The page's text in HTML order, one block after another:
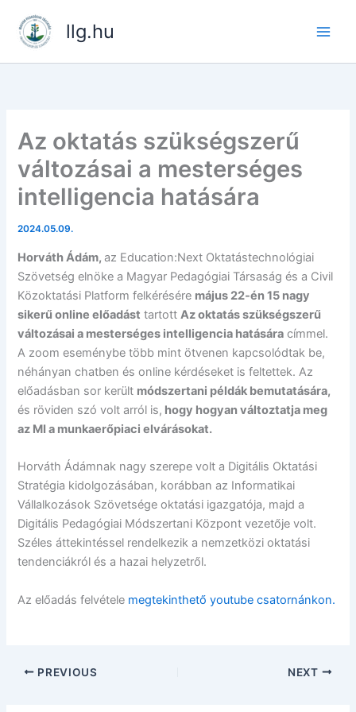
content
llg.hu
Az oktatás szükségszerű
változásai a mesterséges
intelligencia hatására
2024.05.09.
Horváth Ádám,az Education:Next Oktatástechnológiai
Szövetség elnöke a Magyar Pedagógiai Társaság és a Civil
Közoktatási Platform felkérésére május 22-én 15 nagy
sikerű online előadást tartottAz oktatás szükségszerű
változásai a mesterséges intelligencia hatására címmel.
A zoom eseménybe több mint ötvenen kapcsolódtak be,
néhányan chatben és online kérdéseket is feltettek. Az
előadásban sor került módszertani példák bemutatására,
és röviden szó volt arról is, hogy hogyan változtatja meg
az MI a munkaerőpiaci elvárásokat.
Horváth Ádámnak nagy szerepe volt a Digitális Oktatási
Stratégia kidolgozásában, korábban az Informatikai
Vállalkozások Szövetsége oktatási igazgatója, majd a
Digitális Pedagógiai Módszertani Központ vezetője volt.
Széles áttekintéssel rendelkezik a nemzetközi oktatási
tendenciákról és a hazai helyzetről.
Az előadás felvétele megtekinthető youtube csatornánkon.
PREVIOUS NEXT